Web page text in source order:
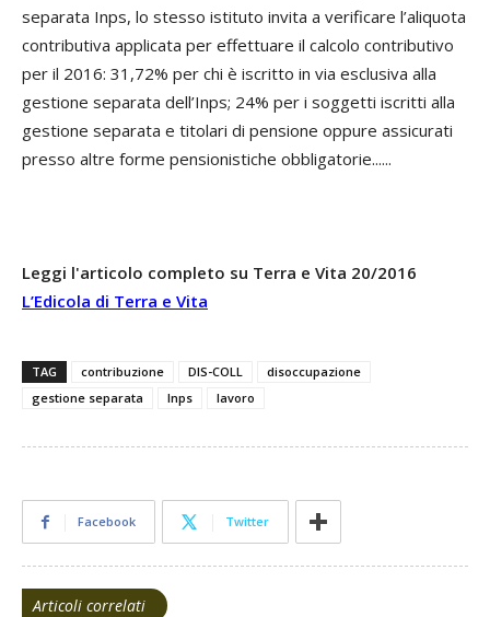
separata Inps, lo stesso istituto invita a verificare l’aliquota
contributiva applicata per effettuare il calcolo contributivo
per il 2016: 31,72% per chi è iscritto in via esclusiva alla
gestione separata dell’Inps; 24% per i soggetti iscritti alla
gestione separata e titolari di pensione oppure assicurati
presso altre forme pensionistiche obbligatorie......
Leggi l'articolo completo su Terra e Vita 20/2016
L’Edicola di Terra e Vita
TAG contribuzione DIS-COLL
disoccupazione
gestione separata
Inps lavoro
Facebook Twitter
Articoli correlati